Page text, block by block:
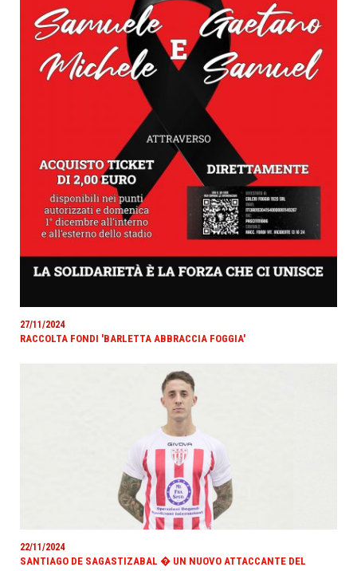
27/11/2024
RACCOLTA FONDI 'BARLETTA ABBRACCIA FOGGIA'
22/11/2024
SANTIAGO DE SAGASTIZABAL � UN NUOVO ATTACCANTE DEL